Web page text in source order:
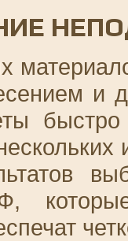
и